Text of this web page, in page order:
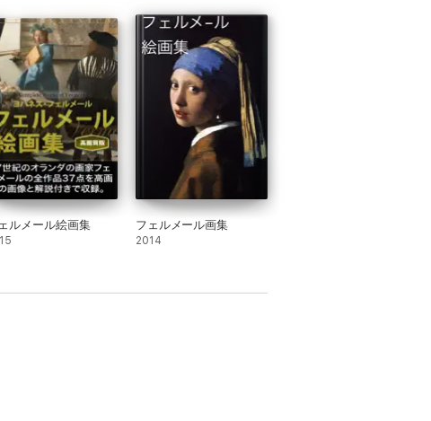
ルメール絵画集 フェルメール画集
2014